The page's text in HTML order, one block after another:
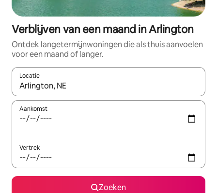
Verblijven van een maand in Arlington
Ontdek langetermijnwoningen die als thuis aanvoelen
voor een maand of langer.
Locatie
Wanneer er resultaten beschikbaar zijn, maak je een keuze
Aankomst
Vertrek
Zoeken